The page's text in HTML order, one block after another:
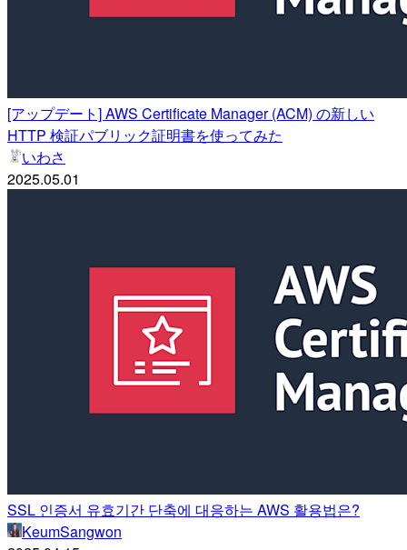
[アップデート] AWS Certificate Manager (ACM) の新しい
HTTP 検証パブリック証明書を使ってみた
いわさ
2025.05.01
SSL 인증서 유효기간 단축에 대응하는 AWS 활용법은?
KeumSangwon